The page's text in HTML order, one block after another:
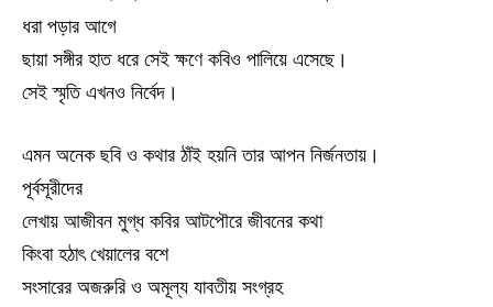
ধরা পড়ার আগে
ছায়া সঙ্গীর হাত ধরে সেই ক্ষণে কবিও পালিয়ে এসেছে।
সেই স্মৃতি এখনও নির্বেদ।
এমন অনেক ছবি ও কথার ঠাঁই হয়নি তার আপন নির্জনতায়।
পূর্বসূরীদের
লেখায় আজীবন মুগ্ধ কবির আটপৌরে জীবনের কথা
কিংবা হঠাৎ খেয়ালের বশে
সংসারের অজরুরি ও অমূল্য যাবতীয় সংগ্রহ